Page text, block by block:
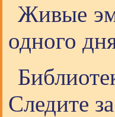
Живые
одного
Следите